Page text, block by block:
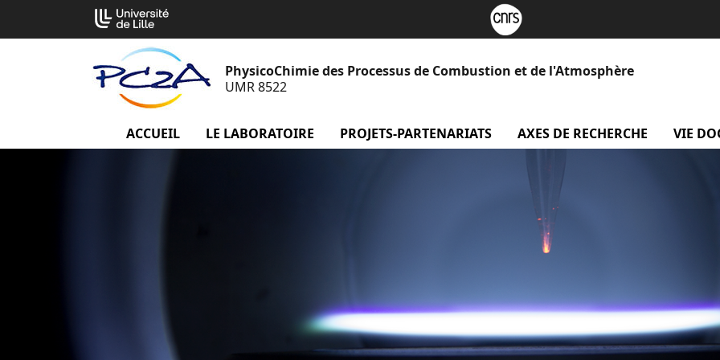
contenu
PhysicoChimie des Processus de Combustion et de l'Atmosphère
UMR 8522
ACCUEIL menu Accueil
LE LABORATOIRE menu Le laboratoire
PROJETS-PARTENARIATS menu projets-partenariats
AXES DE RECHERCHE menu
VIE
Cookies management panel